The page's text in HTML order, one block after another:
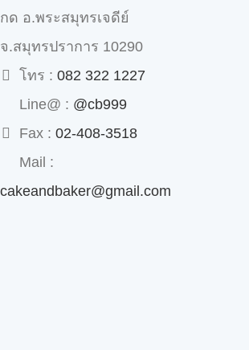
กด อ.พระสมุทรเจดีย์
จ.สมุทรปราการ 10290
โทร : 082 322 1227
Line@ : @cb999
Fax : 02-408-3518
Mail :
cakeandbaker@gmail.com